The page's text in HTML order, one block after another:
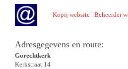
Kopij website | Beheerder
Adresgegevens en route:
Gorechtkerk
Kerkstraat 14